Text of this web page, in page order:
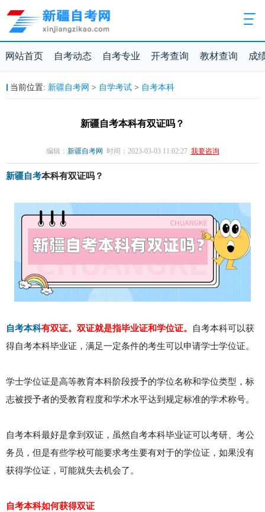
网站首页 自考动态 自考专业 开考查询 教材查询 成
当前位置: 新疆自考网 > 自学考试> 自考本科
新疆自考本科有双证吗？
编辑： 新疆自考网 时间：2023-03-03 11:02:27 我要咨询
新疆自考本科有双证吗？
自考本科有双证。双证就是指毕业证和学位证。
自考本科可以获
得自考本科毕业证，满足一定条件的考生可以申请学士学位证。
学士学位证是高等教育本科阶段授予的学位名称和学位类型，标
志被授予者的受教育程度和学术水平达到规定标准的学术称号。
自考本科最好是拿到双证，虽然自考本科毕业证可以考研、考公
务员，但是有些学校可能要求考生要有对于的学位证，如果没有
获得学位证，可能就失去机会了。
自考本科如何获得双证